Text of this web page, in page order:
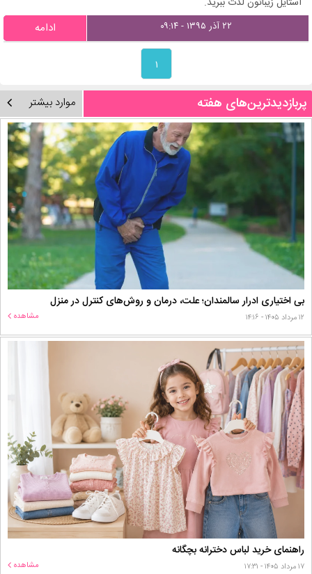
۲۲ آذر ۱۳۹۵ - ۰۹:۱۴ ادامه
۱
پربازدیدترین‌های هفته موارد بیشتر
بی اختیاری ادرار سالمندان؛ علت، درمان و روش‌های کنترل در منزل
۱۲ مرداد ۱۴۰۵ - ۱۴:۱۶ مشاهده
راهنمای خرید لباس دخترانه بچگانه
۱۷ مرداد ۱۴۰۵ - ۱۷:۳۱ مشاهده